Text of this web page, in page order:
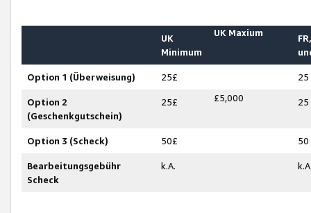
UK
Minimum
UK Maxium
Option 1 (Überweisung) 25£ 25
Option 2
(Geschenkgutschein)
25£ £5,000 25
Option 3 (Scheck) 50£ 50
Bearbeitungsgebühr
Scheck
k.A.